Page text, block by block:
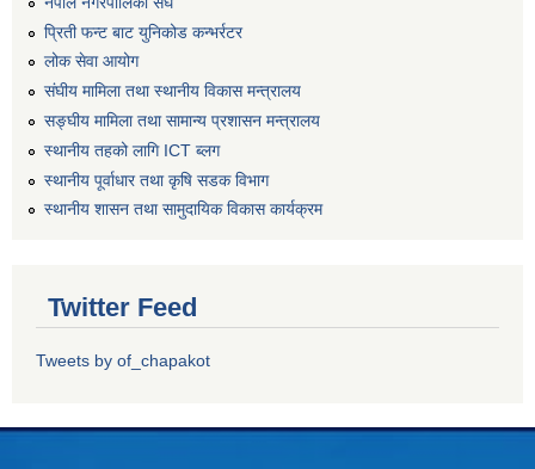
प्रिती फन्ट बाट युनिकोड कन्भर्रटर
लोक सेवा आयोग
संघीय मामिला तथा स्थानीय विकास मन्त्रालय
सङ्घीय मामिला तथा सामान्य प्रशासन मन्त्रालय
स्थानीय तहको लागि ICT ब्लग
स्थानीय पूर्वाधार तथा कृषि सडक विभाग
स्थानीय शासन तथा सामुदायिक विकास कार्यक्रम
Twitter Feed
Tweets by of_chapakot